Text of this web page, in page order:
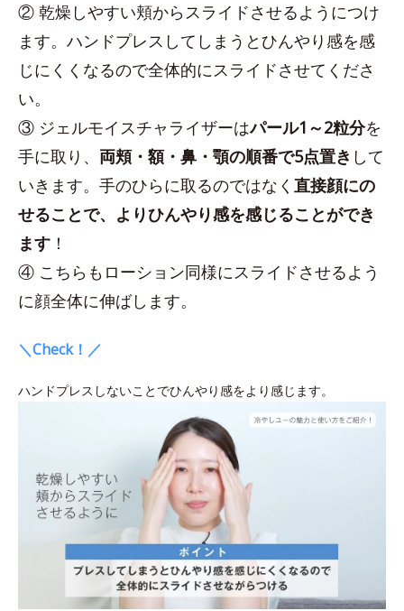
② 乾燥しやすい頬からスライドさせるようにつけ
ます。ハンドプレスしてしまうとひんやり感を感
じにくくなるので全体的にスライドさせてくださ
い。
③ ジェルモイスチャライザーはパール1～2粒分を
手に取り、 両頬・額・鼻・顎の順番で5点置き して
いきます。手のひらに取るのではなく 直接顔にの
せることで、よりひんやり感を感じることができ
ます ！
④ こちらもローション同様にスライドさせるよう
に顔全体に伸ばします。
＼Check！／
ハンドプレスしないことでひんやり感をより感じます。